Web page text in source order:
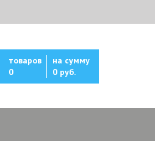
товаров
0
на сумму
0 руб.